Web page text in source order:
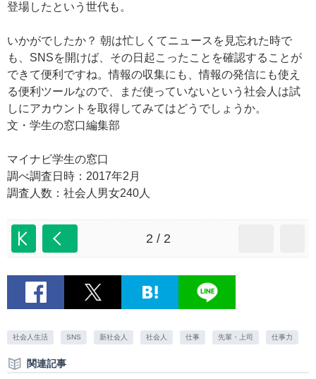
登場したという世代も。
いかがでしたか？ 朝は忙しくてニュースを見忘れた時で
も、SNSを開けば、その日起こったことを確認することが
できて便利ですね。情報の収集にも、情報の発信にも使え
る便利ツールなので、まだ使っていないという社会人は試
しにアカウントを取得してみてはどうでしょうか。
文・学生の窓口編集部
マイナビ学生の窓口
調べ調査日時：2017年2月
調査人数：社会人男女240人
2 / 2
社会人生活 SNS 新社会人 社会人 仕事 先輩・上司 仕事力
関連記事